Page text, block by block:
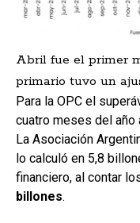
Abril fue el primer
primario tuvo un
Para la OPC el
cuatro meses del año
La Asociación
lo calculó en 5,8
financiero, al contar
billones.